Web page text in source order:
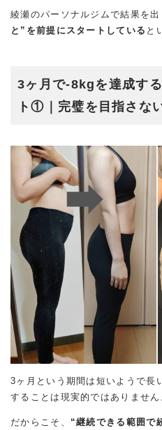
綾瀬のパーソナルジムで結果を出
と”を前提にスタートしている と
3ヶ月で-8kgを達成す
ト①｜完璧を目指さな
3ヶ月という期間は短いようで長
することは現実的ではありません
だからこそ、 “継続できる範囲で